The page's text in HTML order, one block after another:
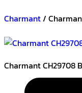
Charmant/
Charmant CH29708